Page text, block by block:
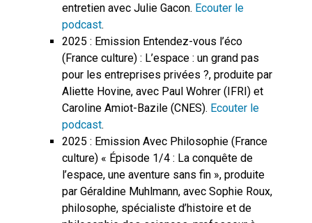
entretien avec Julie Gacon. Ecouter le
podcast.
2025 : Emission Entendez-vous l’éco
(France culture) : L’espace : un grand pas
pour les entreprises privées ?, produite par
Aliette Hovine, avec Paul Wohrer (IFRI) et
Caroline Amiot-Bazile (CNES). Ecouter le
podcast.
2025 : Emission Avec Philosophie (France
culture) « Épisode 1/4 : La conquête de
l’espace, une aventure sans fin », produite
par Géraldine Muhlmann, avec Sophie Roux,
philosophe, spécialiste d’histoire et de